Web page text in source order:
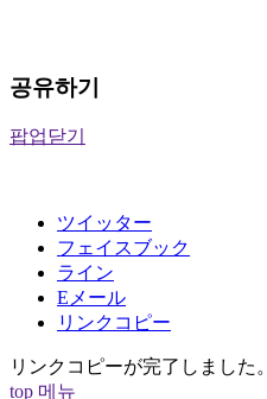
공유하기
팝업닫기
ツイッター
フェイスブック
ライン
Eメール
リンクコピー
リンクコピーが完了しました。
top 메뉴